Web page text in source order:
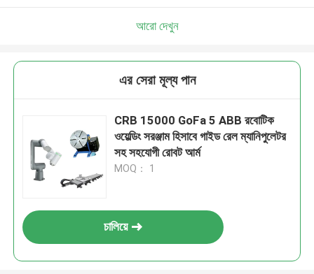
আরো দেখুন
এর সেরা মূল্য পান
CRB 15000 GoFa 5 ABB রবোটিক
ওয়েল্ডিং সরঞ্জাম হিসাবে গাইড রেল ম্যানিপুলেটর
সহ সহযোগী রোবট আর্ম
MOQ： 1
চালিয়ে